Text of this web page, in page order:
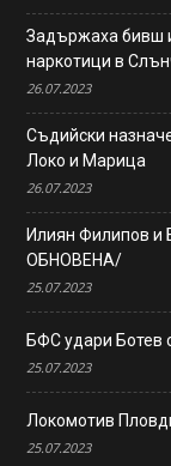
Задържаха бивш
наркотици в
26.07.2023
Съдийски
Локо и Марица
26.07.2023
Илиян Филипов и
ОБНОВЕНА/
25.07.2023
БФС удари Ботев
25.07.2023
Локомотив
25.07.2023